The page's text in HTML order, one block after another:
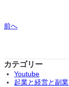
前へ
カテゴリー
Youtube
起業と経営と副業